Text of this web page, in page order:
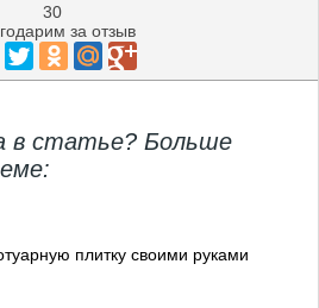
30
за отзыв
в статье? Больше
плитку своими руками